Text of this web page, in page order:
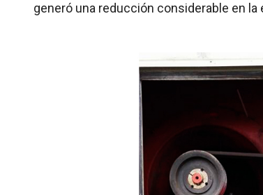
generó una reducción considerable en la